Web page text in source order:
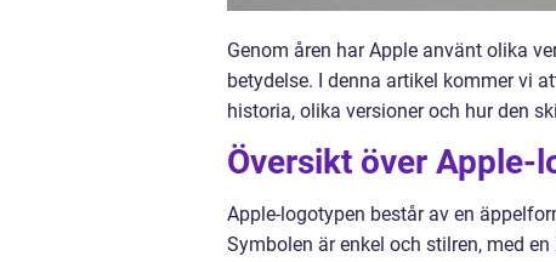
Genom åren har Apple använt olika
betydelse. I denna artikel kommer vi
historia, olika versioner och hur den
Översikt över Apple-
Apple-logotypen består av en
Symbolen är enkel och stilren, med